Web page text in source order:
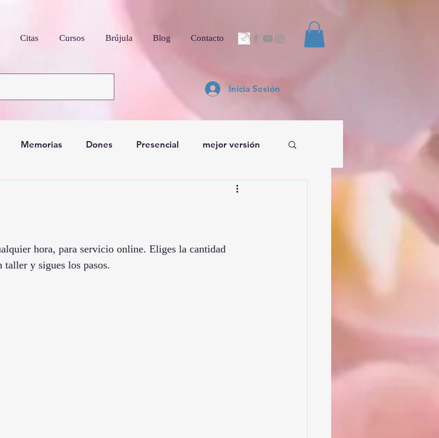
Citas Cursos Brújula Blog Contacto
Inicia Sesión
Memorias Dones Presencial mejor versión
hora, para servicio online. Eliges la cantidad
taller y sigues los pasos.